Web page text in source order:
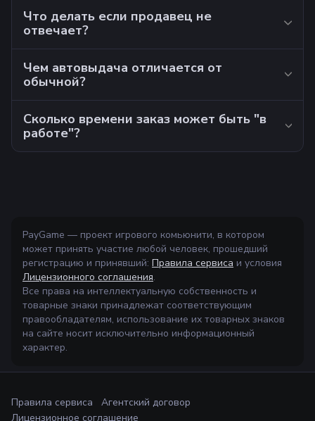
Что делать если продавец не
отвечает?
Чем автовыдача отличается от
обычной?
Сколько времени заказ может быть "в
работе"?
PayGame — проект игрового комьюнити, в котором
может принять участие любой человек, прошедший
регистрацию и принявший: Правила сервиса и условия
Лицензионного соглашения.
Все права на интеллектуальную собственность и
товарные знаки принадлежат соответствующим
правообладателям, использование их товарных знаков
на сайте носит исключительно информационный
характер.
Правила сервиса
Агентский договор
Лицензионное соглашение